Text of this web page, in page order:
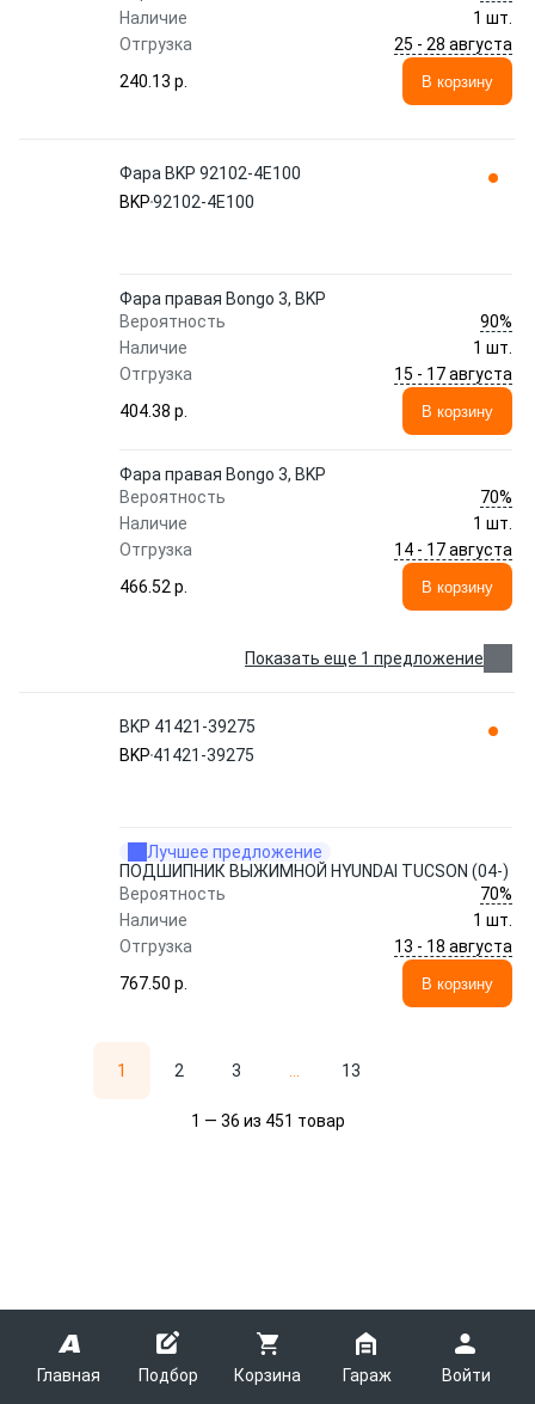
Главная Подбор Корзина Гараж Войти
Наличие
1 шт.
Отгрузка
25 - 28 августа
240.13 p.
В корзину
Фара BKP 92102-4E100
BKP92102-4E100
Фара правая Bongo 3, BKP
Вероятность
90%
Наличие
1 шт.
Отгрузка
15 - 17 августа
404.38 p.
В корзину
Фара правая Bongo 3, BKP
Вероятность
70%
Наличие
1 шт.
Отгрузка
14 - 17 августа
466.52 p.
В корзину
Показать еще 1 предложение
BKP 41421-39275
BKP 41421-39275
Лучшее предложение
ПОДШИПНИК ВЫЖИМНОЙ HYUNDAI TUCSON (04-)
Вероятность
70%
Наличие
1 шт.
Отгрузка
13 - 18 августа
767.50 p.
В корзину
1 2 3 13
1 — 36 из 451 товар